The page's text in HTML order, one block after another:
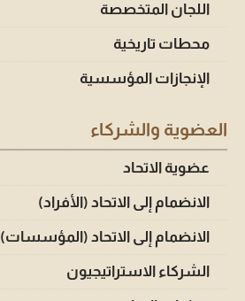
اللجان المتخصصة
محطات تاريخية
الإنجازات المؤسسية
العضوية والشركاء
عضوية الاتحاد
الانضمام إلى الاتحاد (الأفراد)
الانضمام إلى الاتحاد (المؤسسات)
الشركاء الاستراتيجيون